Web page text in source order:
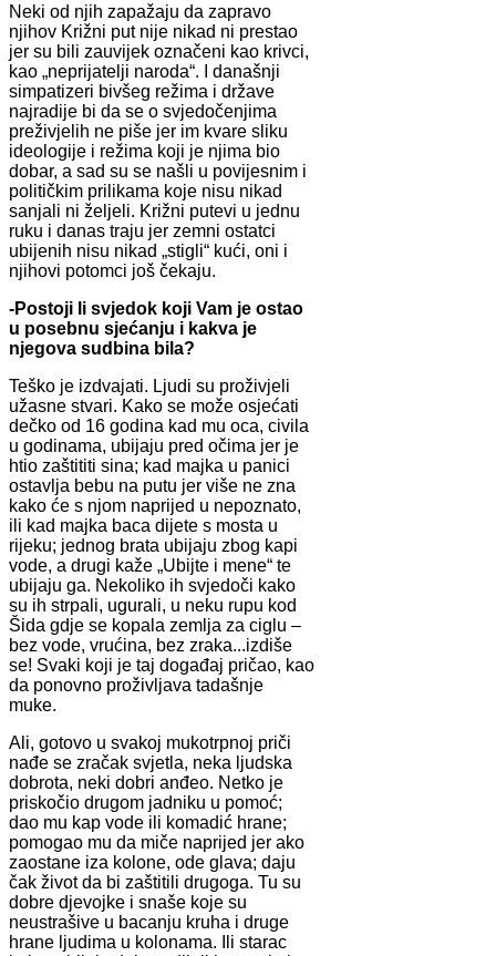
Neki od njih zapažaju da zapravo
njihov Križni put nije nikad ni prestao
jer su bili zauvijek označeni kao krivci,
kao „neprijatelji naroda“. I današnji
simpatizeri bivšeg režima i države
najradije bi da se o svjedočenjima
preživjelih ne piše jer im kvare sliku
ideologije i režima koji je njima bio
dobar, a sad su se našli u povijesnim i
političkim prilikama koje nisu nikad
sanjali ni željeli. Križni putevi u jednu
ruku i danas traju jer zemni ostatci
ubijenih nisu nikad „stigli“ kući, oni i
njihovi potomci još čekaju.
-Postoji li svjedok koji Vam je ostao
u posebnu sjećanju i kakva je
njegova sudbina bila?
Teško je izdvajati. Ljudi su proživjeli
užasne stvari. Kako se može osjećati
dečko od 16 godina kad mu oca, civila
u godinama, ubijaju pred očima jer je
htio zaštititi sina; kad majka u panici
ostavlja bebu na putu jer više ne zna
kako će s njom naprijed u nepoznato,
ili kad majka baca dijete s mosta u
rijeku; jednog brata ubijaju zbog kapi
vode, a drugi kaže „Ubijte i mene“ te
ubijaju ga. Nekoliko ih svjedoči kako
su ih strpali, ugurali, u neku rupu kod
Šida gdje se kopala zemlja za ciglu –
bez vode, vrućina, bez zraka...izdiše
se! Svaki koji je taj događaj pričao, kao
da ponovno proživljava tadašnje
muke.
Ali, gotovo u svakoj mukotrpnoj priči
nađe se zračak svjetla, neka ljudska
dobrota, neki dobri anđeo. Netko je
priskočio drugom jadniku u pomoć;
dao mu kap vode ili komadić hrane;
pomogao mu da miče naprijed jer ako
zaostane iza kolone, ode glava; daju
čak život da bi zaštitili drugoga. Tu su
dobre djevojke i snaše koje su
neustrašive u bacanju kruha i druge
hrane ljudima u kolonama. Ili starac